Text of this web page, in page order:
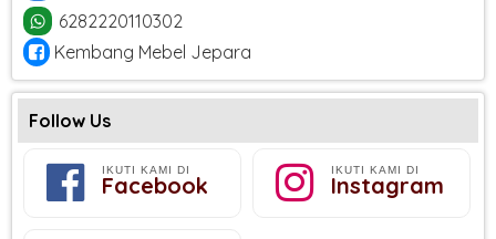
6282220110302
Kembang Mebel Jepara
Follow Us
IKUTI KAMI DI
Facebook
IKUTI KAMI DI
Instagram